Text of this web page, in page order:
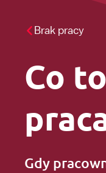
Brak pracy
Co
Gdy